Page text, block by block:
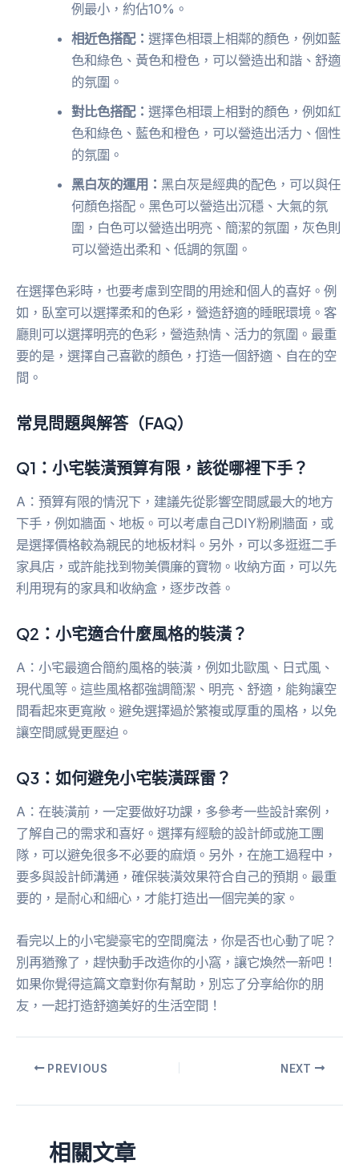
例最小，約佔10%。
相近色搭配：選擇色相環上相鄰的顏色，例如藍
色和綠色、黃色和橙色，可以營造出和諧、舒適
的氛圍。
對比色搭配：選擇色相環上相對的顏色，例如紅
色和綠色、藍色和橙色，可以營造出活力、個性
的氛圍。
黑白灰的運用： 黑白灰是經典的配色，可以與任
何顏色搭配。黑色可以營造出沉穩、大氣的氛
圍，白色可以營造出明亮、簡潔的氛圍，灰色則
可以營造出柔和、低調的氛圍。
在選擇色彩時，也要考慮到空間的用途和個人的喜好。例
如，臥室可以選擇柔和的色彩，營造舒適的睡眠環境。客
廳則可以選擇明亮的色彩，營造熱情、活力的氛圍。最重
要的是，選擇自己喜歡的顏色，打造一個舒適、自在的空
間。
常見問題與解答（FAQ）
Q1：小宅裝潢預算有限，該從哪裡下手？
A：預算有限的情況下，建議先從影響空間感最大的地方
下手，例如牆面、地板。可以考慮自己DIY粉刷牆面，或
是選擇價格較為親民的地板材料。另外，可以多逛逛二手
家具店，或許能找到物美價廉的寶物。收納方面，可以先
利用現有的家具和收納盒，逐步改善。
Q2：小宅適合什麼風格的裝潢？
A：小宅最適合簡約風格的裝潢，例如北歐風、日式風、
現代風等。這些風格都強調簡潔、明亮、舒適，能夠讓空
間看起來更寬敞。避免選擇過於繁複或厚重的風格，以免
讓空間感覺更壓迫。
Q3：如何避免小宅裝潢踩雷？
A：在裝潢前，一定要做好功課，多參考一些設計案例，
了解自己的需求和喜好。選擇有經驗的設計師或施工團
隊，可以避免很多不必要的麻煩。另外，在施工過程中，
要多與設計師溝通，確保裝潢效果符合自己的預期。最重
要的，是耐心和細心，才能打造出一個完美的家。
看完以上的小宅變豪宅的空間魔法，你是否也心動了呢？
別再猶豫了，趕快動手改造你的小窩，讓它煥然一新吧！
如果你覺得這篇文章對你有幫助，別忘了分享給你的朋
友，一起打造舒適美好的生活空間！
PREVIOUS NEXT
相關文章